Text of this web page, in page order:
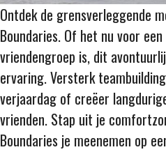
Ontdek de grensverleggende
Boundaries. Of het nu voor
vriendengroep is, dit
ervaring. Versterk
verjaardag of creëer
vrienden. Stap uit je
Boundaries je meenemen op